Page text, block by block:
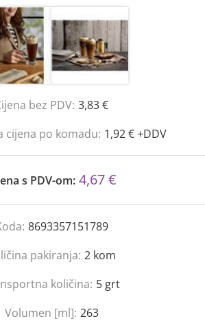
bez PDV: 3,83 €
cijena po komadu: 1,92 € +DDV
s PDV-om: 4,67 €
8693357151789
pakiranja: 2 kom
količina: 5 grt
Volumen [ml]: 263